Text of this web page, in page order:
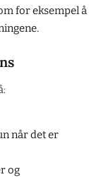
for eksempel å
når det er
og